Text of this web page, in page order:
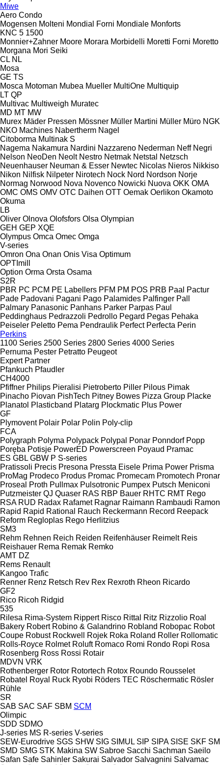
Miwe
Aero Condo
Mogensen Molteni Mondial Forni Mondiale Monforts
KNC 5 1500
Monnier+Zahner Moore Morara Morbidelli Moretti Forni Moretto
Morgana Mori Seiki
CL NL
Mosa
GE TS
Mosca Motoman Mubea Mueller MultiOne Multiquip
LT QP
Multivac Multiweigh Muratec
MD MT MW
Murex Mäder Pressen Mössner Müller Martini Müller Müro NGK
NKO Machines Nabertherm Nagel
Citoborma Multinak S
Nagema Nakamura Nardini Nazzareno Nederman Neff Negri
Nelson NeoDen Neolt Nestro Netmak Netstal
Netzsch
Neuenhauser Neuman & Esser Newtec Nicolas Nieros Nikkiso
Nikon Nilfisk Nilpeter Nirotech Nock Nord Nordson Norje
Normag Norwood Nova Novenco Nowicki Nuova OKK OMA
OMC OMS OMV OTC Daihen OTT Oemak Oerlikon Okamoto
Okuma
LB
Oliver Olnova Olofsfors Olsa Olympian
GEH GEP XQE
Olympus Omca Omec Omga
V-series
Omron Ona Onan Onis Visa Optimum
OPTImill
Option Orma Orsta Osama
S2R
PBR PC PCM PE Labellers PFM PM POS PRB Paal
Pactur
Pade Padovani Pagani Pago Palamides Palfinger Pall
Palmary Panasonic Panhans Parker Parpas Paul
Peddinghaus Pedrazzoli Pedrollo Pegard Pegas Pehaka
Peiseler Peletto Pema Pendraulik Perfect Perfecta Perin
Perkins
1100 Series 2500 Series 2800 Series 4000 Series
Pernuma Pester Petratto Peugeot
Expert Partner
Pfankuch Pfaudler
CH4000
Pfiffner Philips Pieralisi Pietroberto Piller Pilous Pimak
Pinacho Piovan PishTech Pitney Bowes Pizza Group Placke
Planatol Plasticband Platarg Plockmatic Plus Power
GF
Plymovent Polair Polar Polin Poly-clip
FCA
Polygraph Polyma Polypack Polypal Ponar Ponndorf Popp
Poręba Potisje PowerED Powerscreen Poyaud Pramac
ES GBL GBW P S-series
Pratissoli Precis Presona Pressta Eisele Prima Power Prisma
ProMag Prodeco Produs Promac Promecam Promotech Pronar
Proseal
Proth Pullmax Pulsotronic Pumpex Putsch Meniconi
Putzmeister QJ Quaser RAS RBP Bauer RHTC RMT Rego
RSA RUD Radax Rafamet Ragnar Raimann Rambaudi Ramon
Rapid Rapid Rational Rauch Reckermann Record Reepack
Reform Regloplas Rego Herlitzius
SM3
Rehm Rehnen Reich Reiden Reifenhäuser Reimelt Reis
Reishauer Rema Remak Remko
AMT DZ
Rems Renault
Kangoo Trafic
Renner Renz Retsch Rev Rex Rexroth Rheon Ricardo
GF2
Rico Ricoh Ridgid
535
Rilesa Rima-System Rippert Risco Rittal Ritz Rizzolio Roal
Bakery Robert Robino & Galandrino Robland Robopac Robot
Coupe Robust Rockwell Rojek Roka Roland Roller Rollomatic
Rolls-Royce Rolmet Roluft Romaco Romi Rondo Ropi Rosa
Rosenberg Ross Rossi Rotair
MDVN VRK
Rothenberger Rotor Rotortech Rotox Roundo Rousselet
Robatel Royal Ruck Ryobi Röders TEC Röschermatic Rösler
Rühle
SR
SAB SAC SAF SBM SCM
Olimpic
SDD SDMO
J-series MS R-series V-series
SEW-Eurodrive SGS SHW SIG SIMUL SIP SIPA SISE SKF SM
SMD SMG STK Makina SW Sabroe Sacchi Sachman Saeilo
Safan Safe Sahinler Sakurai Salvador Salvagnini Salvamac